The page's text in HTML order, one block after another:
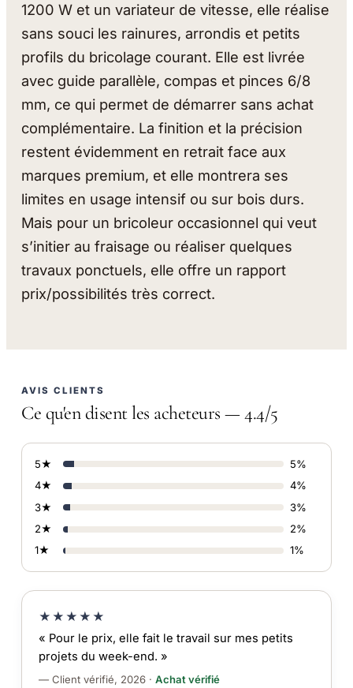
1200 W et un variateur de vitesse, elle réalise
sans souci les rainures, arrondis et petits
profils du bricolage courant. Elle est livrée
avec guide parallèle, compas et pinces 6/8
mm, ce qui permet de démarrer sans achat
complémentaire. La finition et la précision
restent évidemment en retrait face aux
marques premium, et elle montrera ses
limites en usage intensif ou sur bois durs.
Mais pour un bricoleur occasionnel qui veut
s’initier au fraisage ou réaliser quelques
travaux ponctuels, elle offre un rapport
prix/possibilités très correct.
AVIS CLIENTS
Ce qu'en disent les acheteurs — 4.4/5
5★
5%
4★
4%
3★
3%
2★
2%
1★
1%
★★★★★
« Pour le prix, elle fait le travail sur mes petits
projets du week-end. »
— Client vérifié, 2026 · Achat vérifié